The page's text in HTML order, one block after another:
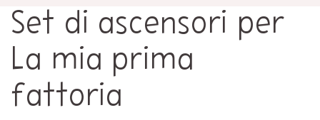
Set di ascensori per
La mia prima
fattoria